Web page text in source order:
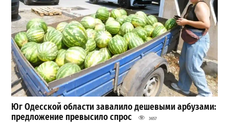
Юг Одесской области завалило дешевыми арбузами:
предложение превысило спрос
3657